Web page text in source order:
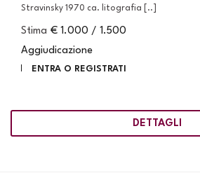
Stravinsky 1970 ca. litografia [..]
Stima € 1.000 / 1.500
Aggiudicazione
ENTRA O REGISTRATI
DETTAGLI